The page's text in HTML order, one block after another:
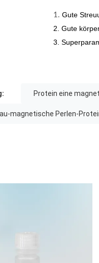
1. Gute
2. Gute
3.
Protein eine
magnetische Perlen-